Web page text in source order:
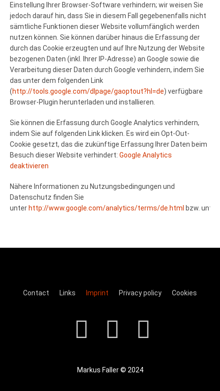
Einstellung Ihrer Browser-Software verhindern; wir weisen Sie
jedoch darauf hin, dass Sie in diesem Fall gegebenenfalls nicht
sämtliche Funktionen dieser Website vollumfänglich werden
nutzen können. Sie können darüber hinaus die Erfassung der
durch das Cookie erzeugten und auf Ihre Nutzung der Website
bezogenen Daten (inkl. Ihrer IP-Adresse) an Google sowie die
Verarbeitung dieser Daten durch Google verhindern, indem Sie
das unter dem folgenden Link
(http://tools.google.com/dlpage/gaoptout?hl=de) verfügbare
Browser-Plugin herunterladen und installieren.
Sie können die Erfassung durch Google Analytics verhindern,
indem Sie auf folgenden Link klicken. Es wird ein Opt-Out-
Cookie gesetzt, das die zukünftige Erfassung Ihrer Daten beim
Besuch dieser Website verhindert:Google Analytics
deaktivieren
Nähere Informationen zu Nutzungsbedingungen und
Datenschutz finden Sie
unter http://www.google.com/analytics/terms/de.html bzw. unter
Contact Links Imprint Privacy policy Cookies
Markus Faller © 2024